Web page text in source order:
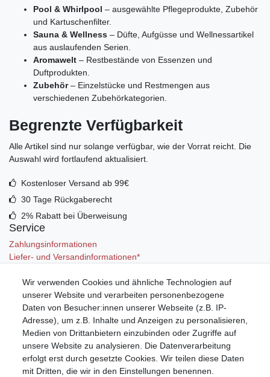
Pool & Whirlpool – ausgewählte Pflegeprodukte, Zubehör
und Kartuschenfilter.
Sauna & Wellness – Düfte, Aufgüsse und Wellnessartikel
aus auslaufenden Serien.
Aromawelt – Restbestände von Essenzen und
Duftprodukten.
Zubehör– Einzelstücke und Restmengen aus
verschiedenen Zubehörkategorien.
Begrenzte Verfügbarkeit
Alle Artikel sind nur solange verfügbar, wie der Vorrat reicht. Die
Auswahl wird fortlaufend aktualisiert.
Kostenloser Versand ab 99€
30 Tage Rückgaberecht
2% Rabatt bei Überweisung
Service
Zahlungsinformationen
Liefer- und Versandinformationen*
Mein Konto
Registrieren
Anmelden (Login)
Warenkorb
Wir verwenden Cookies und ähnliche Technologien auf
unserer Website und verarbeiten personenbezogene
Daten von Besucher:innen unserer Webseite (z.B. IP-
Adresse), um z.B. Inhalte und Anzeigen zu personalisieren,
Medien von Drittanbietern einzubinden oder Zugriffe auf
unsere Website zu analysieren. Die Datenverarbeitung
erfolgt erst durch gesetzte Cookies. Wir teilen diese Daten
mit Dritten, die wir in den Einstellungen benennen.